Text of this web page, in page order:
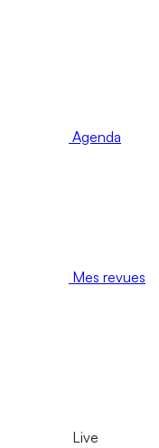
Agenda
Mes revues
Live